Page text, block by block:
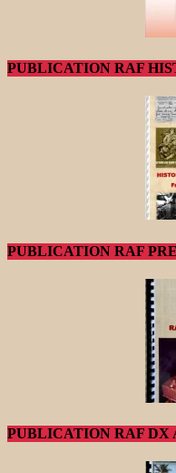
PUBLICATION RAF
PUBLICATION RAF
PUBLICATION RAF DX